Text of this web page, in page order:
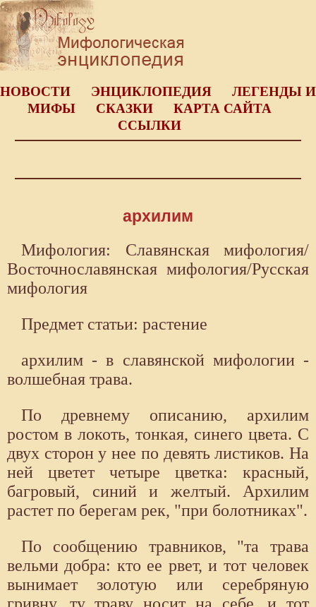
НОВОСТИ ЭНЦИКЛОПЕДИЯ
ЛЕГЕНДЫ И
МИФЫ
СКАЗКИ
КАРТА САЙТА
ССЫЛКИ
архилим
Мифология: Славянская мифология/
Восточнославянская мифология/Русская
мифология
Предмет статьи: растение
архилим - в славянской мифологии -
волшебная трава.
По древнему описанию, архилим
ростом в локоть, тонкая, синего цвета. С
двух сторон у нее по девять листиков. На
ней цветет четыре цветка: красный,
багровый, синий и желтый. Архилим
растет по берегам рек, "при болотниках".
По сообщению травников, "та трава
вельми добра: кто ее рвет, и тот человек
вынимает золотую или серебряную